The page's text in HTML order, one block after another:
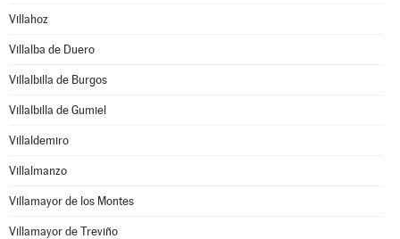
Villahoz
Villalba de Duero
Villalbilla de Burgos
Villalbilla de Gumiel
Villaldemiro
Villalmanzo
Villamayor de los Montes
Villamayor de Treviño